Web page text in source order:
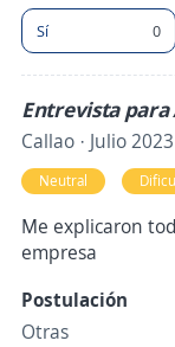
Sí 0
Entrevista
Callao · Julio 2023
Neutral
Me explicaron
empresa
Postulación
Otras